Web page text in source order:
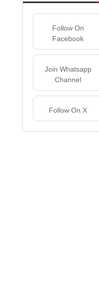
Follow On
Facebook
Join Whatsapp
Channel
Follow On X